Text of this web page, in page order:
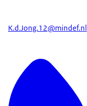
K.d.Jong.12@mindef.nl